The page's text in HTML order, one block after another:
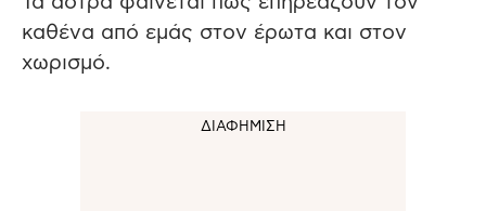
καθένα από εμάς στον έρωτα και στον
χωρισμό.